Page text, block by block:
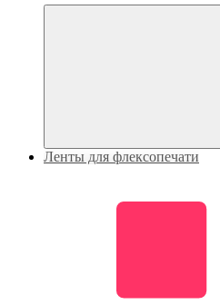
Ленты для флексопечати